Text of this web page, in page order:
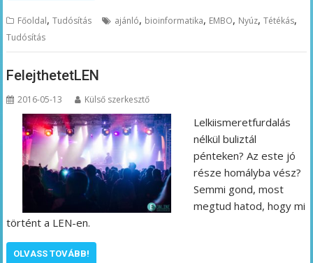
Főoldal,Tudósítás ajánló, bioinformatika, EMBO, Nyúz,Tétékás,
Tudósítás
FelejthetetLEN
2016-05-13 Külső szerkesztő
Lelkiismeretfurdalás
nélkül buliztál
pénteken? Az este jó
része homályba vész?
Semmi gond, most
megtud hatod, hogy mi
történt a LEN-en.
OLVASS TOVÁBB!